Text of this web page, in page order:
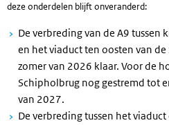
deze onderdelen blijft onveranderd:
De verbreding van de A9
en het viaduct ten oosten van
zomer van 2026 klaar. Voor de
Schipholbrug nog gestremd tot
van 2027.
De verbreding tussen het